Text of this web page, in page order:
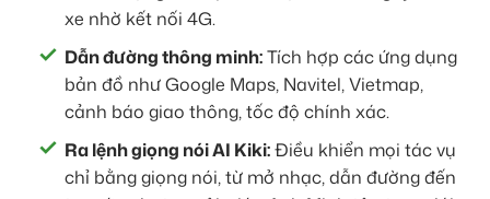
xe nhờ kết nối 4G.
Dẫn đường thông minh:Tích hợp các ứng dụng
bản đồ như Google Maps, Navitel, Vietmap,
cảnh báo giao thông, tốc độ chính xác.
Ra lệnh giọng nói AI Kiki:Điều khiển mọi tác vụ
chỉ bằng giọng nói, từ mở nhạc, dẫn đường đến